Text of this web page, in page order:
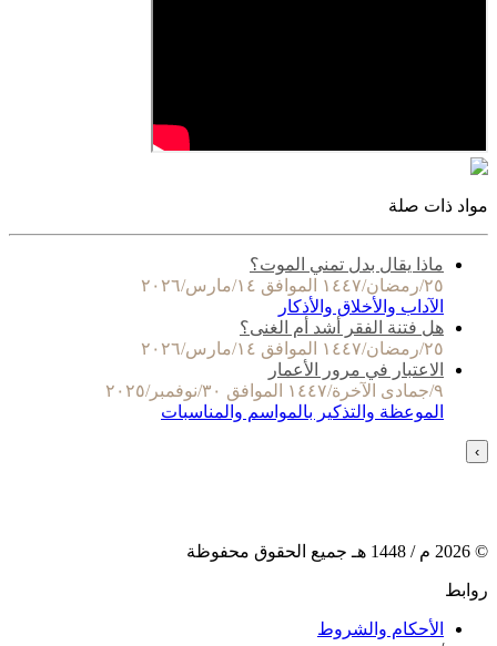
مواد ذات صلة
ماذا يقال بدل تمني الموت؟
٢٥/رمضان/١٤٤٧ الموافق ١٤/مارس/٢٠٢٦
الآداب والأخلاق والأذكار
هل فتنة الفقر أشد أم الغنى؟
٢٥/رمضان/١٤٤٧ الموافق ١٤/مارس/٢٠٢٦
الاعتبار في مرور الأعمار
٩/جمادى الآخرة/١٤٤٧ الموافق ٣٠/نوفمبر/٢٠٢٥
الموعظة والتذكير بالمواسم والمناسبات
›
©
2026 م / 1448 هـ جميع الحقوق محفوظة
روابط
الأحكام والشروط